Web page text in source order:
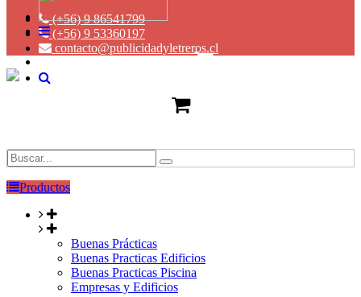
(+56) 9 86541799
(+56) 9 53360197
contacto@publicidadyletreros.cl
Productos
Buenas Prácticas
Buenas Practicas Edificios
Buenas Practicas Piscina
Empresas y Edificios